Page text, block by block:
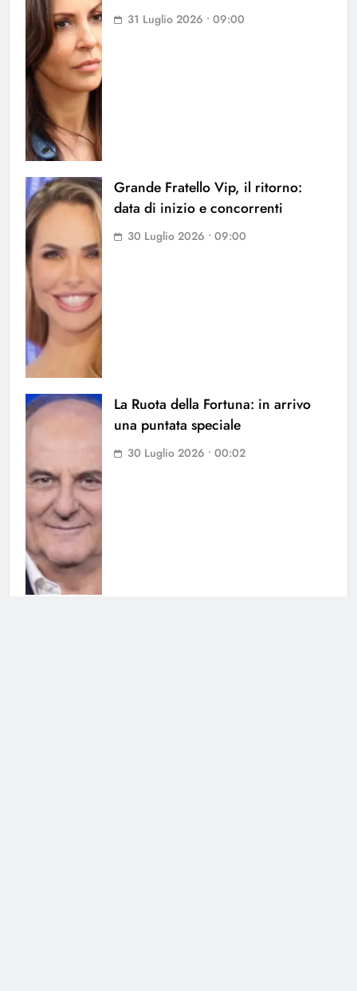
31 Luglio 2026 • 09:00
Grande Fratello Vip, il ritorno:
data di inizio e concorrenti
30 Luglio 2026 • 09:00
La Ruota della Fortuna: in arrivo
una puntata speciale
30 Luglio 2026 • 00:02